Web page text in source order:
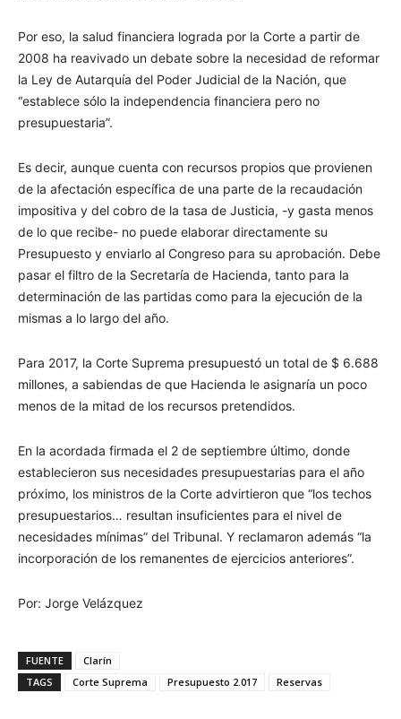
Por eso, la salud financiera lograda por la Corte a partir de
2008 ha reavivado un debate sobre la necesidad de reformar
la Ley de Autarquía del Poder Judicial de la Nación, que
“establece sólo la independencia financiera pero no
presupuestaria”.
Es decir, aunque cuenta con recursos propios que provienen
de la afectación específica de una parte de la recaudación
impositiva y del cobro de la tasa de Justicia, -y gasta menos
de lo que recibe- no puede elaborar directamente su
Presupuesto y enviarlo al Congreso para su aprobación. Debe
pasar el filtro de la Secretaría de Hacienda, tanto para la
determinación de las partidas como para la ejecución de la
mismas a lo largo del año.
Para 2017, la Corte Suprema presupuestó un total de $ 6.688
millones, a sabiendas de que Hacienda le asignaría un poco
menos de la mitad de los recursos pretendidos.
En la acordada firmada el 2 de septiembre último, donde
establecieron sus necesidades presupuestarias para el año
próximo, los ministros de la Corte advirtieron que “los techos
presupuestarios… resultan insuficientes para el nivel de
necesidades mínimas” del Tribunal. Y reclamaron además “la
incorporación de los remanentes de ejercicios anteriores”.
Por: Jorge Velázquez
FUENTE
Clarín
TAGS
Corte Suprema Presupuesto 2.017 Reservas